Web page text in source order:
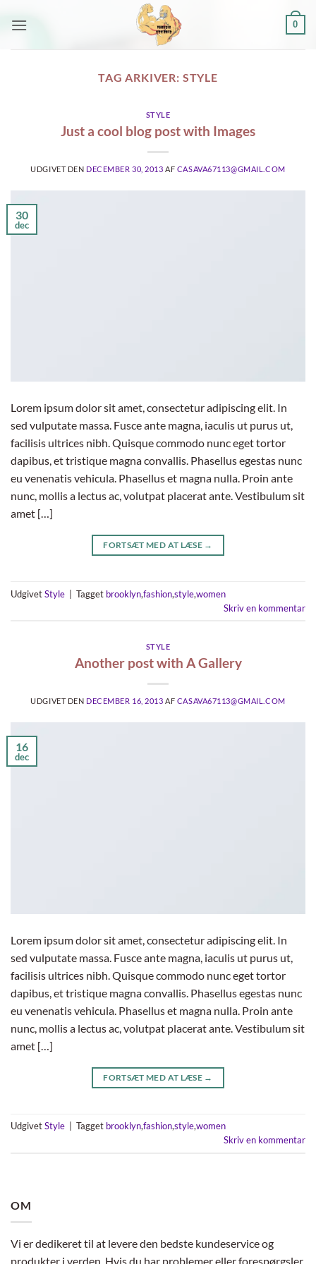
0
TAG ARKIVER: STYLE
STYLE
Just a cool blog post with Images
UDGIVET DEN DECEMBER 30, 2013 AF CASAVA67113@GMAIL.COM
30
dec
Lorem ipsum dolor sit amet, consectetur adipiscing elit. In
sed vulputate massa. Fusce ante magna, iaculis ut purus ut,
facilisis ultrices nibh. Quisque commodo nunc eget tortor
dapibus, et tristique magna convallis. Phasellus egestas nunc
eu venenatis vehicula. Phasellus et magna nulla. Proin ante
nunc, mollis a lectus ac, volutpat placerat ante. Vestibulum sit
amet […]
FORTSÆT MED AT LÆSE →
UdgivetStyle Tagget brooklyn,fashion,style,women
Skriv en kommentar
STYLE
Another post with A Gallery
UDGIVET DEN DECEMBER 16, 2013 AF CASAVA67113@GMAIL.COM
16
dec
Lorem ipsum dolor sit amet, consectetur adipiscing elit. In
sed vulputate massa. Fusce ante magna, iaculis ut purus ut,
facilisis ultrices nibh. Quisque commodo nunc eget tortor
dapibus, et tristique magna convallis. Phasellus egestas nunc
eu venenatis vehicula. Phasellus et magna nulla. Proin ante
nunc, mollis a lectus ac, volutpat placerat ante. Vestibulum sit
amet […]
FORTSÆT MED AT LÆSE →
UdgivetStyle Tagget brooklyn,fashion,style,women
Skriv en kommentar
OM
Vi er dedikeret til at levere den bedste kundeservice og
produkter i verden. Hvis du har problemer eller forespørgsler,